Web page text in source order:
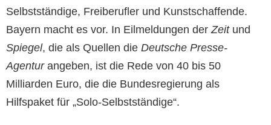
Selbstständige, Freiberufler und Kunstschaffende.
Bayern macht es vor. In Eilmeldungen der Zeitund
Spiegel, die als Quellen die Deutsche Presse-
Agentur angeben, ist die Rede von 40 bis 50
Milliarden Euro, die die Bundesregierung als
Hilfspaket für „Solo-Selbstständige“.